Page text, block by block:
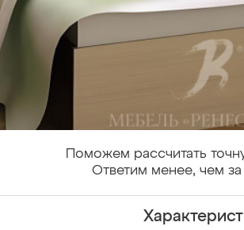
Поможем рассчитать
Ответим менее, чем за